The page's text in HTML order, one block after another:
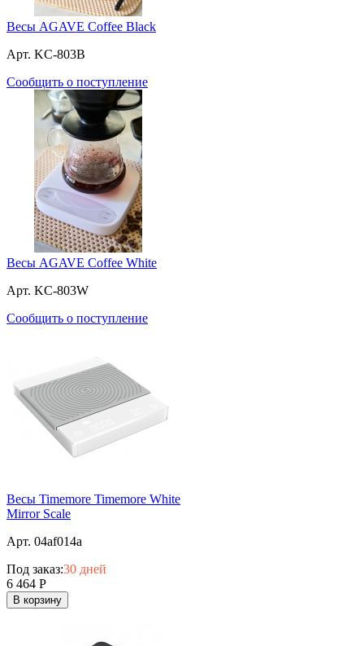
Весы AGAVE Coffee Black
Арт. KC-803B
Сообщить о поступление
Весы AGAVE Coffee White
Арт. KC-803W
Сообщить о поступление
Весы Timemore Timemore White
Mirror Scale
Арт. 04af014a
Под заказ:30 дней
6 464 Р
В корзину